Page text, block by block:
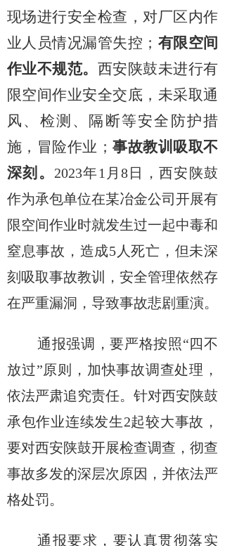
现场进行安全检查，对厂区内作
业人员情况漏管失控； 有限空间
作业不规范。 西安陕鼓未进行有
限空间作业安全交底，未采取通
风、检测、隔断等安全防护措
施，冒险作业； 事故教训吸取不
深刻。 2023年1 月8 日，西安陕鼓
作为承包单位在某冶金公司开展有
限空间作业时就发生过一起中毒和
窒息事故，造成5 人死亡，但未深
刻吸取事故教训，安全管理依然存
在严重漏洞，导致事故悲剧重演。
通报强调，要严格按照“四不
放过”原则，加快事故调查处理，
依法严肃追究责任。针对西安陕鼓
承包作业连续发生2起较大事故，
要对西安陕鼓开展检查调查，彻查
事故多发的深层次原因，并依法严
格处罚。
通报要求，要认真贯彻落实